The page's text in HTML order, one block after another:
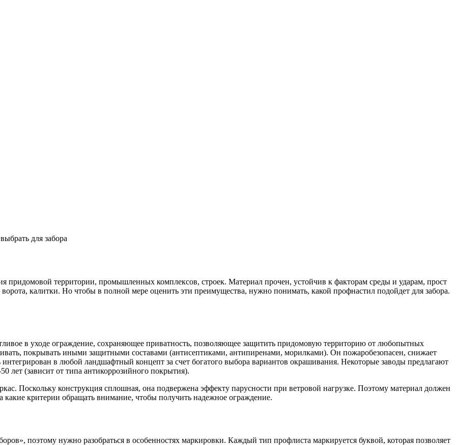
для забора
придомовой территории, промышленных комплексов, строек. Материал прочен, устойчив к факторам среды и ударам, прост
калитки. Но чтобы в полной мере оценить эти преимущества, нужно понимать, какой профнастил подойдет для забора.
в уходе ограждение, сохраняющее приватность, позволяющее защитить придомовую территорию от любопытных
покрывать иными защитными составами (антисептиками, антипиренами, морилками). Он пожаробезопасен, снижает
в любой ландшафтный концепт за счет богатого выбора вариантов окрашивания. Некоторые заводы предлагают
лет (зависит от типа антикоррозийного покрытия).
Поскольку конструкция сплошная, она подвержена эффекту парусности при ветровой нагрузке. Поэтому материал должен
критерии обращать внимание, чтобы получить надежное ограждение.
поэтому нужно разобраться в особенностях маркировки. Каждый тип профлиста маркируется буквой, которая позволяет